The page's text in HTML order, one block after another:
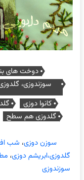
دوخت های
سوزندوزی،
کانوا دوزی
گلدوزی هم سطح
سوزن دوزی، شب
گلدوزی،ابریشم دوزی،
سوزندوزی